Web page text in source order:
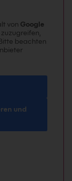
von Google
beachten
und